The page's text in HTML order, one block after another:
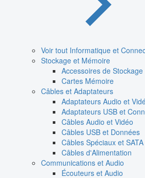
Voir tout Informatique et
Stockage et Mémoire
Accessoires de Stockage
Cartes Mémoire
Câbles et Adaptateurs
Adaptateurs Audio et
Adaptateurs USB et
Câbles Audio et Vidéo
Câbles USB et Données
Câbles Spéciaux et SATA
Câbles d'Alimentation
Communications et Audio
Écouteurs et Audio